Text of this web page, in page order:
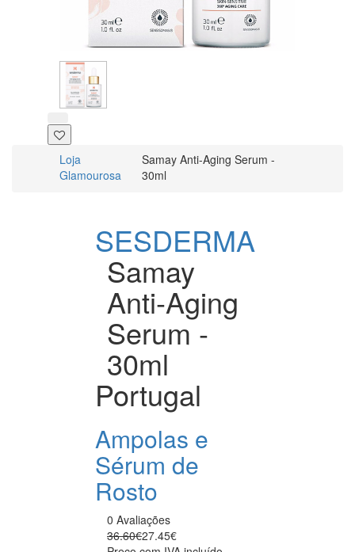
Loja
Glamourosa
Samay Anti-Aging Serum -
30ml
SESDERMA
Samay
Anti-Aging
Serum -
30ml
Portugal
Ampolas e
Sérum de
Rosto
0 Avaliações
36.60€27.45€